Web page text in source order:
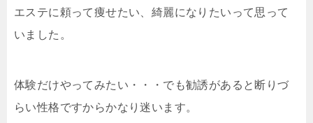
エステに頼って痩せたい、綺麗になりたいって思って
いました。
体験だけやってみたい・・・でも勧誘があると断りづ
らい性格ですからかなり迷います。